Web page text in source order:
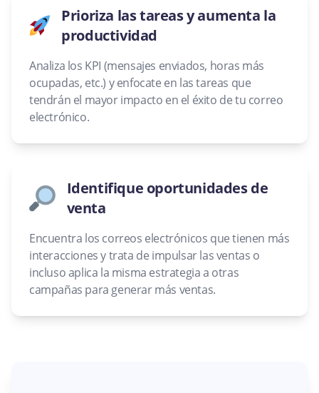
Prioriza las tareas y aumenta la
productividad
Analiza los KPI (mensajes enviados, horas más
ocupadas, etc.) y enfocate en las tareas que
tendrán el mayor impacto en el éxito de tu correo
electrónico.
Identifique oportunidades de
venta
Encuentra los correos electrónicos que tienen más
interacciones y trata de impulsar las ventas o
incluso aplica la misma estrategia a otras
campañas para generar más ventas.